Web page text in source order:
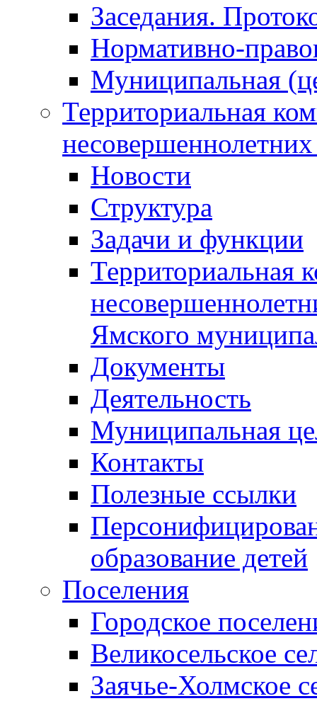
Заседания.
Нормативно-
Муниципальная
Территориальная
Новости
Структура
Задачи и функции
Территориальная
Ямского
Документы
Деятельность
Муниципальная
Контакты
Полезные ссылки
образование детей
Поселения
Городское
Великосельское
Заячье-Холмское